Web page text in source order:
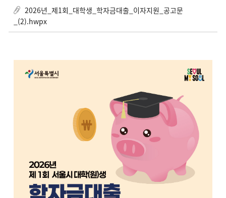
2026년_제1회_대학생_학자금대출_이자지원_공고문
_(2).hwpx